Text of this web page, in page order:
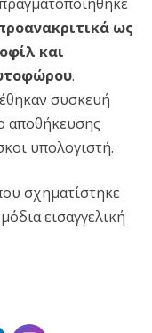
ως
και
.
συσκευή
αποθήκευσης
υπολογιστή.
σχηματίστηκε
εισαγγελική